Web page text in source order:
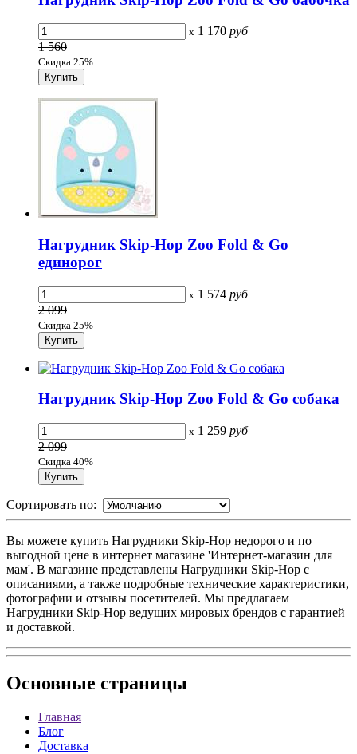
x 1 170 руб
1 560
Скидка 25%
Нагрудник Skip-Hop Zoo Fold & Go
единорог
x 1 574 руб
2 099
Скидка 25%
Нагрудник Skip-Hop Zoo Fold & Go собака
x 1 259 руб
2 099
Скидка 40%
Сортировать по:
Вы можете купить Нагрудники Skip-Hop недорого и по
выгодной цене в интернет магазине 'Интернет-магазин для
мам'. В магазине представлены Нагрудники Skip-Hop с
описаниями, а также подробные технические характеристики,
фотографии и отзывы посетителей. Мы предлагаем
Нагрудники Skip-Hop ведущих мировых брендов с гарантией
и доставкой.
Основные страницы
Главная
Блог
Доставка